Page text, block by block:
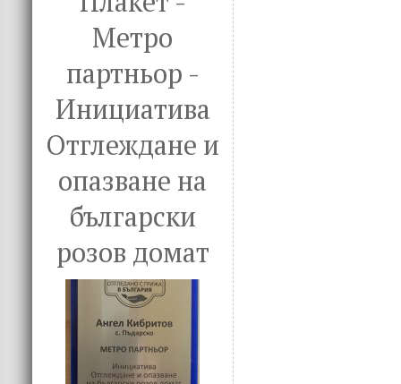
Метро
партньор -
Инициатива
Отглеждане и
опазване на
български
розов домат